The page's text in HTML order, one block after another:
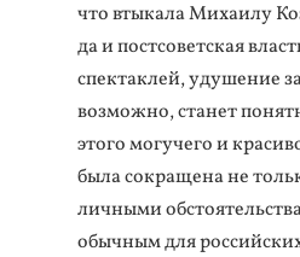
что втыкала Михаилу
да и постсоветская
спектаклей, удушение
возможно, станет
этого могучего и
была сокращена не
личными
обычным для